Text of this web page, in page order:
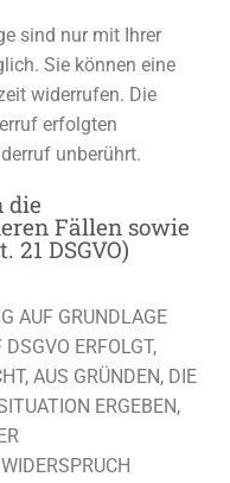
sind nur mit Ihrer
Sie können eine
widerrufen. Die
erfolgten
unberührt.
die
Fällen sowie
DSGVO)
AUF GRUNDLAGE
ERFOLGT,
AUS GRÜNDEN, DIE
ERGEBEN,